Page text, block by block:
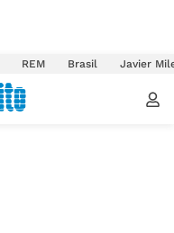
REM Brasil Javier